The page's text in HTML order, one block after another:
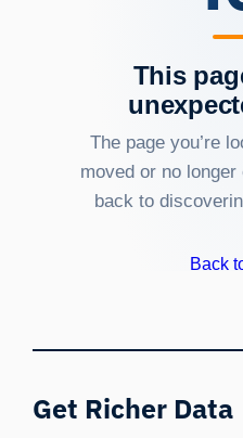
Get Richer Data